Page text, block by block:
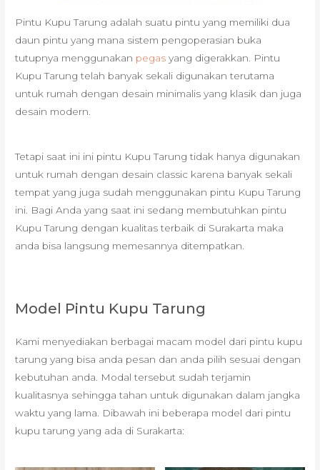
Pintu Kupu Tarung adalah suatu pintu yang memiliki dua
daun pintu yang mana sistem pengoperasian buka
tutupnya menggunakan pegas yang digerakkan. Pintu
Kupu Tarung telah banyak sekali digunakan terutama
untuk rumah dengan desain minimalis yang klasik dan juga
desain modern.
Tetapi saat ini ini pintu Kupu Tarung tidak hanya digunakan
untuk rumah dengan desain classic karena banyak sekali
tempat yang juga sudah menggunakan pintu Kupu Tarung
ini. Bagi Anda yang saat ini sedang membutuhkan pintu
Kupu Tarung dengan kualitas terbaik di Surakarta maka
anda bisa langsung memesannya ditempatkan.
Model Pintu Kupu Tarung
Kami menyediakan berbagai macam model dari pintu kupu
tarung yang bisa anda pesan dan anda pilih sesuai dengan
kebutuhan anda. Modal tersebut sudah terjamin
kualitasnya sehingga tahan untuk digunakan dalam jangka
waktu yang lama. Dibawah ini beberapa model dari pintu
kupu tarung yang ada di Surakarta: